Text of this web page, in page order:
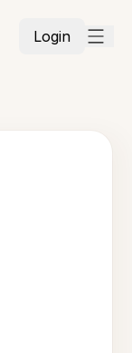
Login